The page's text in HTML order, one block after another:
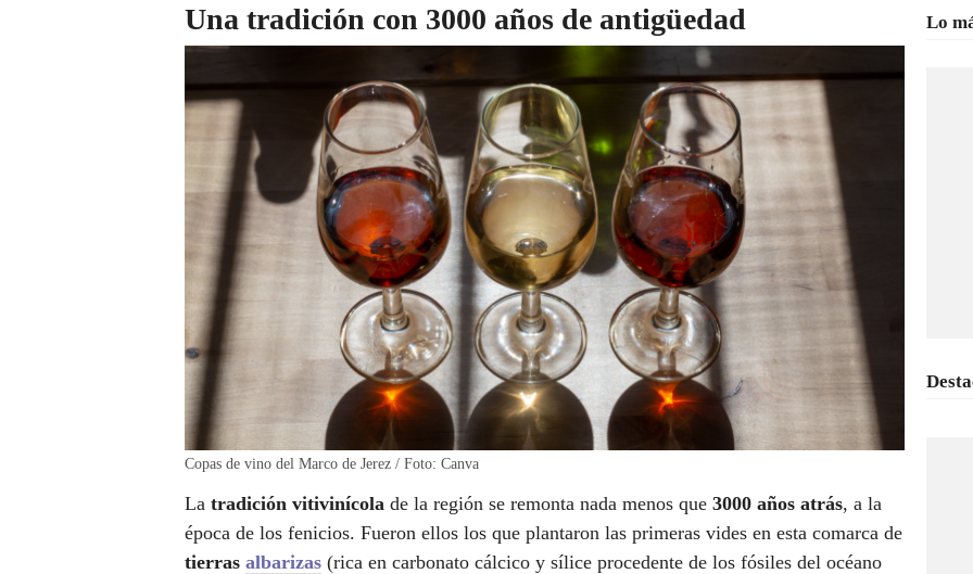
Una tradición con 3000 años de antigüedad
Copas de vino del Marco de Jerez / Foto: Canva
La tradición vitivinícola de la región se remonta nada menos que 3000 años atrás, a la
época de los fenicios. Fueron ellos los que plantaron las primeras vides en esta comarca de
tierras albarizas (rica en carbonato cálcico y sílice procedente de los fósiles del océano
Lo